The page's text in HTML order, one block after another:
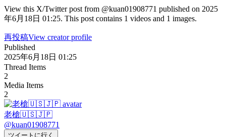
View this X/Twitter post from @kuan01908771 published on 2025
年6月18日 01:25. This post contains 1 videos and 1 images.
再投稿View creator profile
Published
2025年6月18日 01:25
Thread Items
2
Media Items
2
老槍🇺🇸🇯🇵
@kuan01908771
ツイートに行く